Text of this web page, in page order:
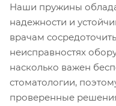
Наши пружины
надежности и
врачам
неисправностях
насколько важен
стоматологии,
проверенные